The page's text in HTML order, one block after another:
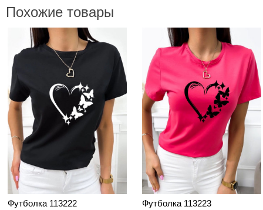
Похожие товары
Футболка 113222
Футболка 113223